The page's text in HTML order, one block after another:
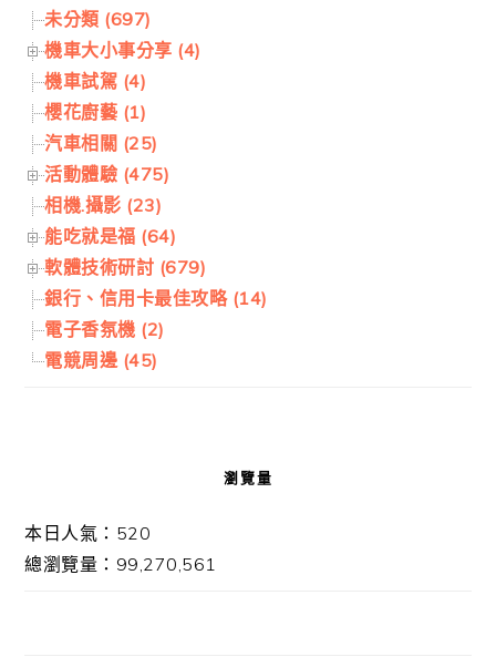
未分類 (697)
機車大小事分享 (4)
機車試駕 (4)
櫻花廚藝 (1)
汽車相關 (25)
活動體驗 (475)
相機.攝影 (23)
能吃就是福 (64)
軟體技術研討 (679)
銀行、信用卡最佳攻略 (14)
電子香氛機 (2)
電競周邊 (45)
瀏覽量
本日人氣：520
總瀏覽量：99,270,561